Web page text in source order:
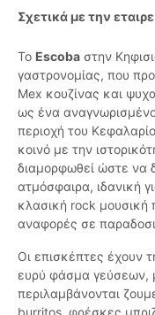
Σχετικά με την
Το Escoba στην
γαστρονομίας, που
Mex κουζίνας και
ως ένα
περιοχή του
κοινό με την
διαμορφωθεί ώστε να
ατμόσφαιρα, ιδανική
κλασική rock μουσική
αναφορές σε
Οι επισκέπτες έχουν
ευρύ φάσμα γεύσεων,
περιλαμβάνονται
burritos, φρέσκες